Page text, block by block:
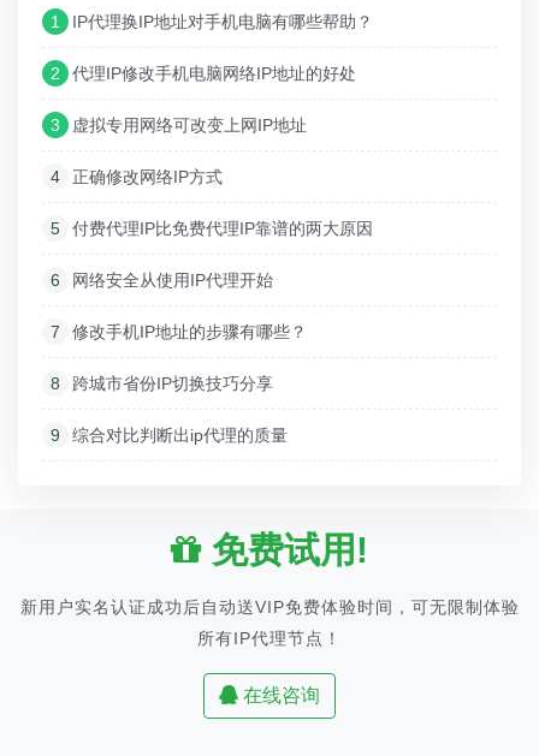
1 IP代理换IP地址对手机电脑有哪些帮助？
2 代理IP修改手机电脑网络IP地址的好处
3 虚拟专用网络可改变上网IP地址
4 正确修改网络IP方式
5 付费代理IP比免费代理IP靠谱的两大原因
6 网络安全从使用IP代理开始
7 修改手机IP地址的步骤有哪些？
8 跨城市省份IP切换技巧分享
9 综合对比判断出ip代理的质量
免费试用!
新用户实名认证成功后自动送VIP免费体验时间，可无限制体验
所有IP代理节点！
在线咨询